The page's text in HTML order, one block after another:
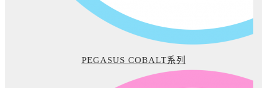
PEGASUS COBALT系列